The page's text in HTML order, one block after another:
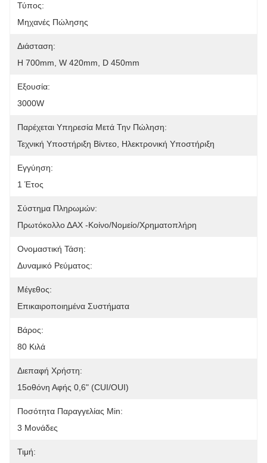
Τύπος:
Μηχανές Πώλησης
Διάσταση:
H 700mm, W 420mm, D 450mm
Εξουσία:
3000W
Παρέχεται Υπηρεσία Μετά Την Πώληση:
Τεχνική Υποστήριξη Βίντεο, Ηλεκτρονική Υποστήριξη
Εγγύηση:
1 Έτος
Σύστημα Πληρωμών:
Πρωτόκολλο ΔΑΧ -Κοίνο/Νομείο/Χρηματοπλήρη
Ονομαστική Τάση:
Δυναμικό Ρεύματος:
Μέγεθος:
Επικαιροποιημένα Συστήματα
Βάρος:
80 Κιλά
Διεπαφή Χρήστη:
15οθόνη Αφής 0,6" (CUI/OUI)
Ποσότητα Παραγγελίας Min:
3 Μονάδες
Τιμή: